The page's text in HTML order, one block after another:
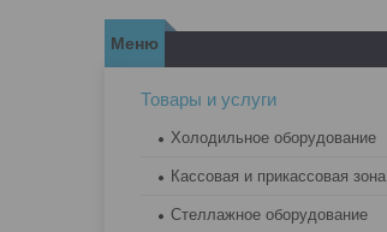
Товары и услуги
Холодильное оборудование
Кассовая и прикассовая зона
Стеллажное оборудование